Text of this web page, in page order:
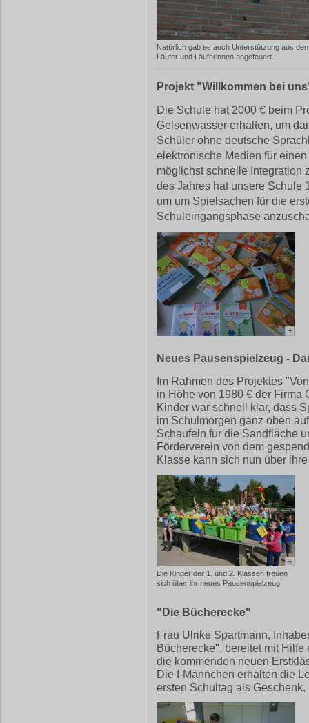
Natürlich gab es auch Unterstützung aus
Läufer und Läuferinnen angefeuert.
Projekt "Willkommen bei
Die Schule hat 2000 € beim
Gelsenwasser erhalten, um
Schüler ohne deutsche
elektronische Medien für
möglichst schnelle Integration
des Jahres hat unsere Schule
um um Spielsachen für die
Schuleingangsphase
+
Neues Pausenspielzeug -
Im Rahmen des Projektes
in Höhe von 1980 € der Firma
Kinder war schnell klar, dass
im Schulmorgen ganz oben
Schaufeln für die Sandfläche
Förderverein von dem
Klasse kann sich nun über
+
Die Kinder der 1. und 2. Klassen freuen
sich über ihr neues Pausenspielzeug.
"Die Bücherecke"
Frau Ulrike Spartmann,
Bücherecke", bereitet mit
die kommenden neuen
Die I-Männchen erhalten die
ersten Schultag als Geschenk.